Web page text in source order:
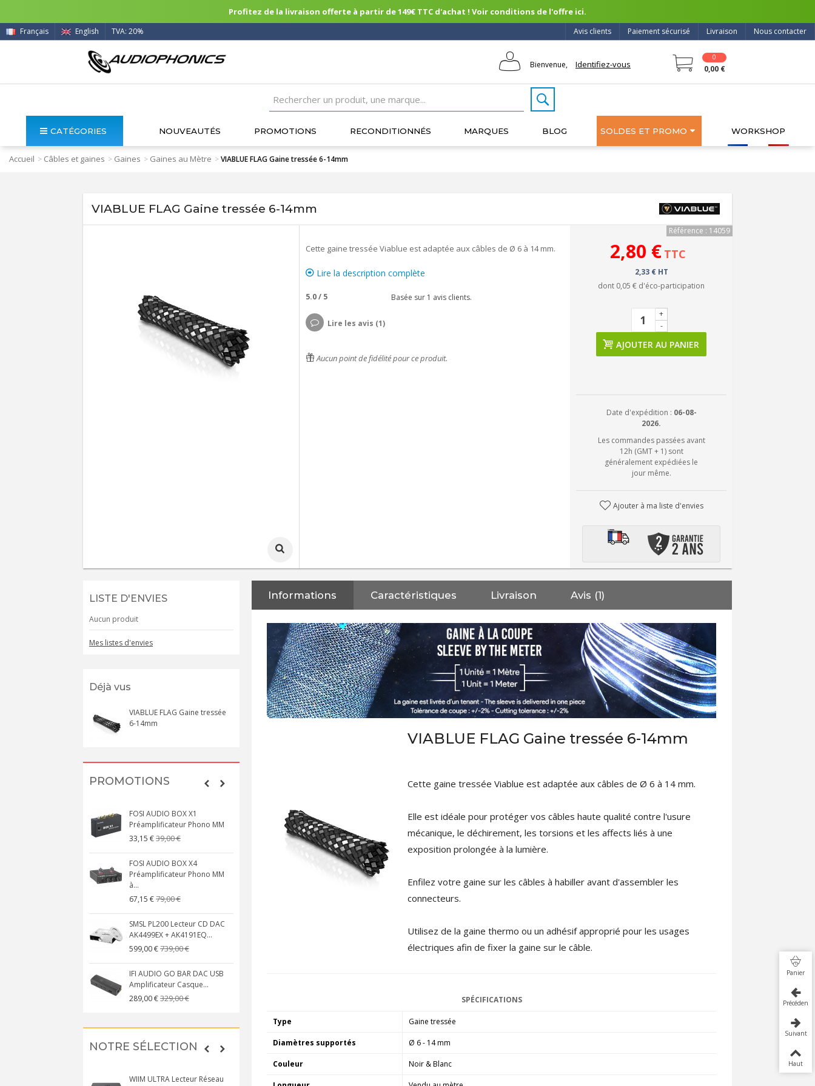
Profitez de la livraison offerte à partir de 149€ TTC d'achat ! Voir conditions de l'offre ici.
Nous contacter
Livraison
Paiement sécurisé
Avis clients
Français English TVA: 20%
Bienvenue, Identifiez-vous
0
0,00 €
CATÉGORIES NOUVEAUTÉS PROMOTIONS RECONDITIONNÉS MARQUES BLOG SOLDES ET PROMO WORKSHOP
Accueil > Câbles et gaines > Gaines > Gaines au Mètre >VIABLUE FLAG Gaine tressée 6-14mm
VIABLUE FLAG Gaine tressée 6-14mm
Cette gaine tressée Viablue est adaptée aux câbles de Ø 6 à 14 mm.
Lire la description complète
5.0/ 5 Basée sur 1 avis clients.
Lire les avis (1)
Aucun point de fidélité pour ce produit.
Référence : 14059
2,80 € TTC
2,33 € HT
dont 0,05 € d'éco-participation
-
+
AJOUTER AU PANIER
Date d'expédition : 06-08-
2026.
Les commandes passées avant
12h (GMT + 1) sont
généralement expédiées le
jour même.
Ajouter à ma liste d'envies
LISTE D'ENVIES
Aucun produit
Mes listes d'envies
Déjà vus
VIABLUE FLAG Gaine tressée
6-14mm
PROMOTIONS
FOSI AUDIO BOX X1
Préamplificateur Phono MM
33,15 €39,00 €
FOSI AUDIO BOX X4
Préamplificateur Phono MM
à...
67,15 €79,00 €
SMSL PL200 Lecteur CD DAC
AK4499EX + AK4191EQ...
599,00 €739,00 €
IFI AUDIO GO BAR DAC USB
Amplificateur Casque...
289,00 €329,00 €
NEUTRIK NC3FXX Connecteur
XLR Femelle 3 Pôles...
4,30 €4,95 €
[GRADE B] DAYTON AUDIO
MKSX4 Enceinte Subwoofer...
NOTRE SÉLECTION
WIIM ULTRA Lecteur Réseau
Informations Caractéristiques Livraison Avis (1)
VIABLUE FLAG Gaine tressée 6-14mm
Cette gaine tressée Viablue est adaptée aux câbles de Ø 6 à 14 mm.
Elle est idéale pour protéger vos câbles haute qualité contre l'usure
mécanique, le déchirement, les torsions et les affects liés à une
exposition prolongée à la lumière.
Enfilez votre gaine sur les câbles à habiller avant d'assembler les
connecteurs.
Utilisez de la gaine thermo ou un adhésif approprié pour les usages
électriques afin de fixer la gaine sur le câble.
SPÉCIFICATIONS
Type Gaine tressée
Diamètres supportés Ø 6 - 14 mm
Couleur Noir & Blanc
Panier
Précédent
Suivant
Haut